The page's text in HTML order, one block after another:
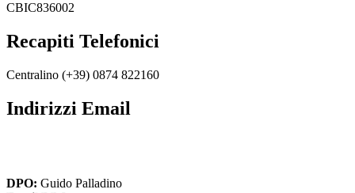
CBIC836002
Recapiti Telefonici
Centralino (+39) 0874 822160
Indirizzi Email
DPO: Guido Palladino